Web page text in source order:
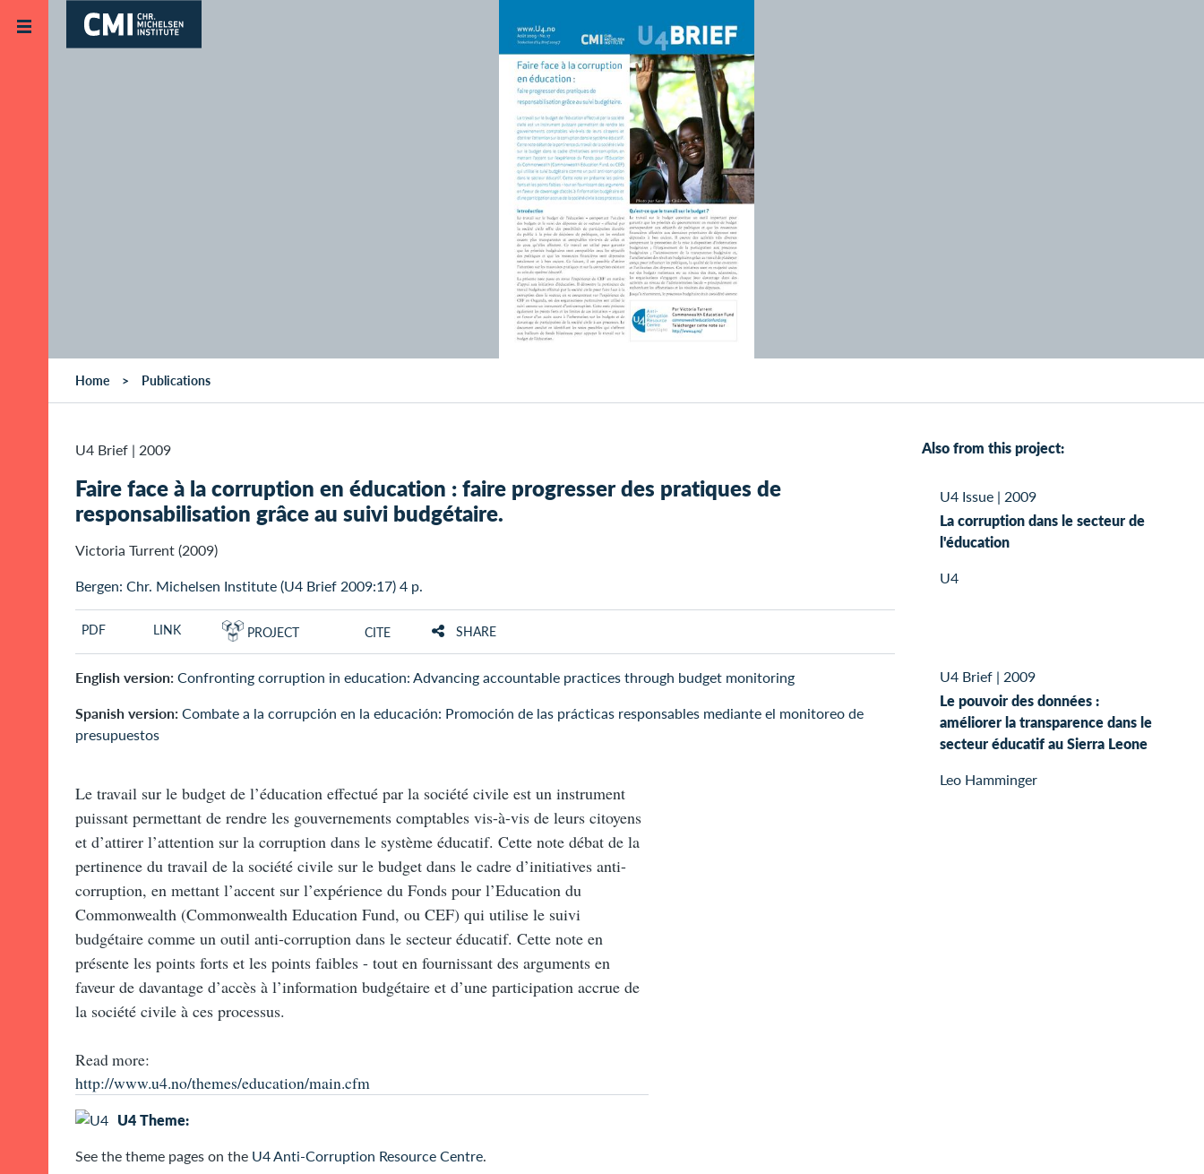
Skip to main content
Home Publications
U4 Brief | 2009
Faire face à la corruption en éducation : faire progresser des pratiques de
responsabilisation grâce au suivi budgétaire.
Victoria Turrent (2009)
Bergen: Chr. Michelsen Institute (U4 Brief 2009:17) 4 p.
PDF LINK PROJECT CITE SHARE
English version: Confronting corruption in education: Advancing accountable practices through budget monitoring
Spanish version: Combate a la corrupción en la educación: Promoción de las prácticas responsables mediante el monitoreo de
presupuestos
Le travail sur le budget de l’éducation effectué par la société civile est un instrument
puissant permettant de rendre les gouvernements comptables vis-à-vis de leurs citoyens
et d’attirer l’attention sur la corruption dans le système éducatif. Cette note débat de la
pertinence du travail de la société civile sur le budget dans le cadre d’initiatives anti-
corruption, en mettant l’accent sur l’expérience du Fonds pour l’Education du
Commonwealth (Commonwealth Education Fund, ou CEF) qui utilise le suivi
budgétaire comme un outil anti-corruption dans le secteur éducatif. Cette note en
présente les points forts et les points faibles - tout en fournissant des arguments en
faveur de davantage d’accès à l’information budgétaire et d’une participation accrue de
la société civile à ces processus.
Read more:
http://www.u4.no/themes/education/main.cfm
U4 Theme:
See thetheme pages on the U4 Anti-Corruption Resource Centre.
Also from this project:
U4 Issue | 2009
La corruption dans le secteur de
l'éducation
U4
U4 Brief | 2009
Le pouvoir des données :
améliorer la transparence dans le
secteur éducatif au Sierra Leone
Leo Hamminger